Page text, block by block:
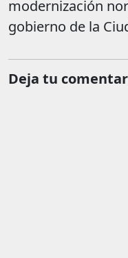
modernización
gobierno de la
Deja tu